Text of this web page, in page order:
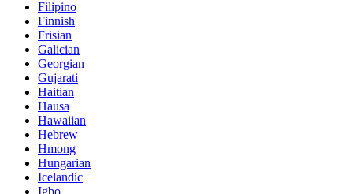
Filipino
Finnish
Frisian
Galician
Georgian
Gujarati
Haitian
Hausa
Hawaiian
Hebrew
Hmong
Hungarian
Icelandic